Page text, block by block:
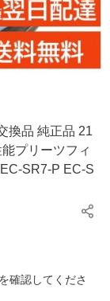
換品 純正品 21
プリーツフィ
SR7-P EC-S
確認してくださ